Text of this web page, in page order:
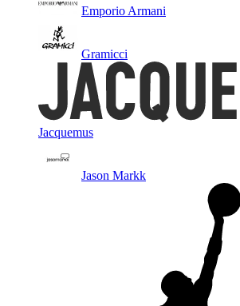
Emporio Armani
Gramicci
Jacquemus
Jason Markk